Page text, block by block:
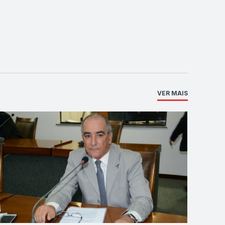
VER MAIS